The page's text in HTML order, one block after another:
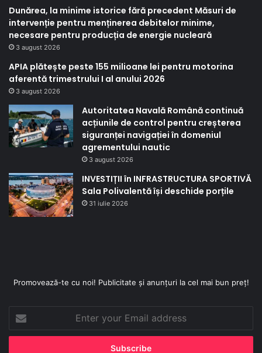
Dunărea, la minime istorice fără precedent Măsuri de
intervenție pentru menținerea debitelor minime,
necesare pentru producția de energie nucleară
3 august 2026
APIA plătește peste 155 milioane lei pentru motorina
aferentă trimestrului I al anului 2026
3 august 2026
Autoritatea Navală Română continuă
acțiunile de control pentru creșterea
siguranței navigației în domeniul
agrementului nautic
3 august 2026
INVESTIȚII în INFRASTRUCTURA SPORTIVĂ
Sala Polivalentă își deschide porțile
31 iulie 2026
Promovează-te cu noi! Publicitate și anunțuri la cel mai bun preț!
your
Email